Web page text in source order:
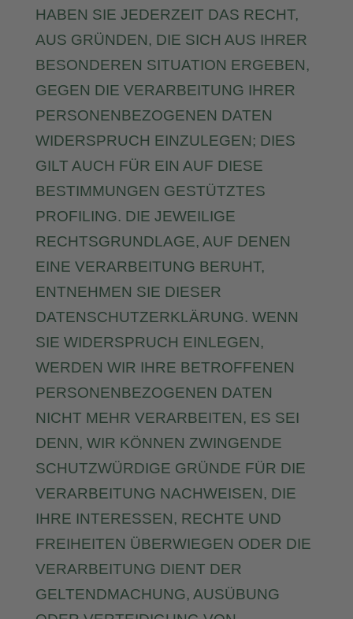
HABEN SIE JEDERZEIT DAS RECHT,
AUS GRÜNDEN, DIE SICH AUS IHRER
BESONDEREN SITUATION ERGEBEN,
GEGEN DIE VERARBEITUNG IHRER
PERSONENBEZOGENEN DATEN
WIDERSPRUCH EINZULEGEN; DIES
GILT AUCH FÜR EIN AUF DIESE
BESTIMMUNGEN GESTÜTZTES
PROFILING. DIE JEWEILIGE
RECHTSGRUNDLAGE, AUF DENEN
EINE VERARBEITUNG BERUHT,
ENTNEHMEN SIE DIESER
DATENSCHUTZERKLÄRUNG. WENN
SIE WIDERSPRUCH EINLEGEN,
WERDEN WIR IHRE BETROFFENEN
PERSONENBEZOGENEN DATEN
NICHT MEHR VERARBEITEN, ES SEI
DENN, WIR KÖNNEN ZWINGENDE
SCHUTZWÜRDIGE GRÜNDE FÜR DIE
VERARBEITUNG NACHWEISEN, DIE
IHRE INTERESSEN, RECHTE UND
FREIHEITEN ÜBERWIEGEN ODER DIE
VERARBEITUNG DIENT DER
GELTENDMACHUNG, AUSÜBUNG